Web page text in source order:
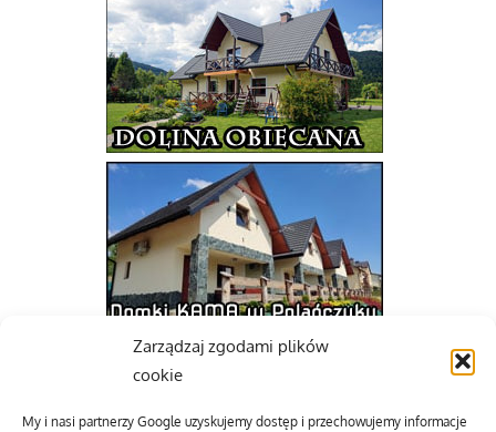
Zarządzaj zgodami plików
cookie
My i nasi partnerzy Google uzyskujemy dostęp i przechowujemy informacje